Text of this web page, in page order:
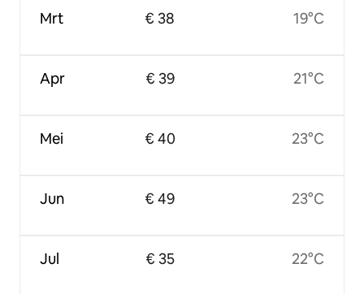
Mrt
Apr
Mei
Jun
Jul
€ 38
€ 39
€ 40
€ 49
€ 35
19°C
21°C
23°C
23°C
22°C